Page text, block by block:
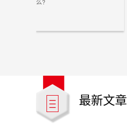
最新文章